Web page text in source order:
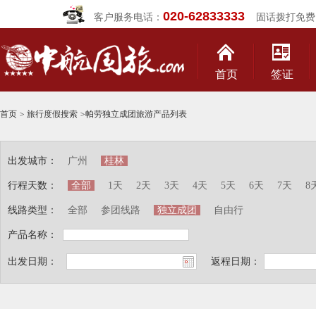
客户服务电话： 020-62833333固话拨打免费
首页 签证
首页 > 旅行度假搜索 >帕劳独立成团旅游产品列表
出发城市：
行程天数：
线路类型：
产品名称：
广州 桂林
全部 1天 2天 3天 4天 5天 6天 7天 8
全部 参团线路 独立成团 自由行
出发日期： 返程日期：